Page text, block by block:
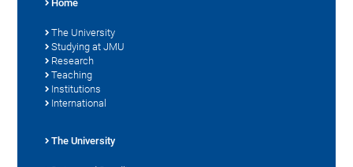
Home
The University
Studying at JMU
Research
Teaching
Institutions
International
The University